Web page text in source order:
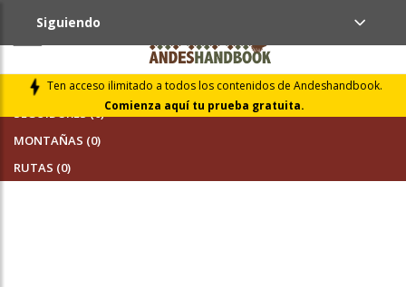
Ten acceso ilimitado a todos los contenidos de Andeshandbook.
Comienza aquí tu prueba gratuita.
Siguiendo
SEGUIDORES (0)
MONTAÑAS (0)
RUTAS (0)